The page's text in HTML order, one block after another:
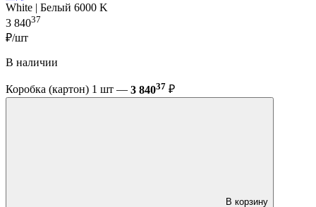
White | Белый 6000 K
3 84037
₽/шт
В наличии
Коробка (картон) 1 шт — 3 84037 ₽
В корзину